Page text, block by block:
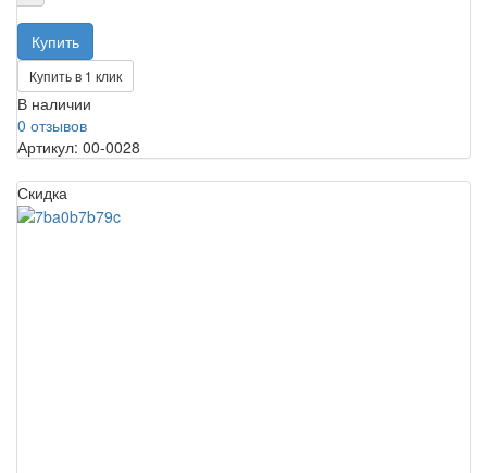
Купить в 1 клик
В наличии
0 отзывов
Артикул: 00-0028
Скидка